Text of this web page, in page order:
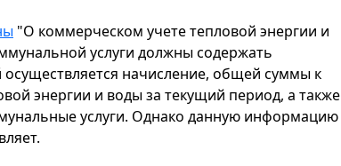
"О коммерческом учете тепловой энергии и
услуги должны содержать
начисление, общей суммы к
энергии и воды за текущий период, а также
услуги. Однако данную информацию